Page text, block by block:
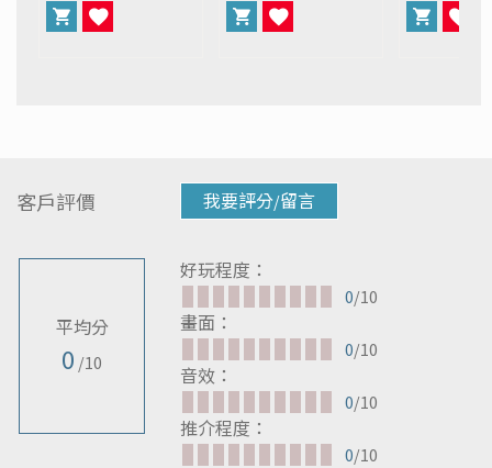
客戶評價
平均分
0 /10
我要評分/留言
好玩程度：
0/10
畫面：
0/10
音效：
0/10
推介程度：
0/10